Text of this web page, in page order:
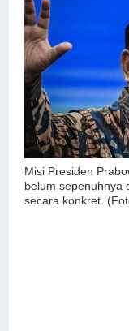
Misi Presiden
belum sepenuhnya
secara konkret.